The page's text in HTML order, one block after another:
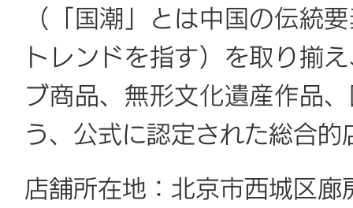
（「国潮」とは中国の伝統
トレンドを指す）を取り揃
ブ商品、無形文化遺産作品
う、公式に認定された総合的
店舗所在地：北京市西城区